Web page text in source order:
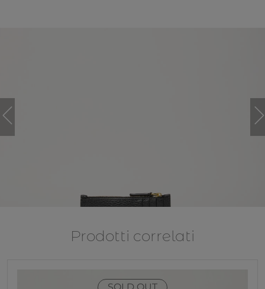
Prodotti correlati